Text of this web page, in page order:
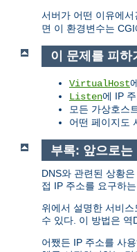
서버가 어떤 이유에
면 이 환경변수는
이 문제를 피하
VirtualHost
Listen에 IP
모든 가상호스
어떤 페이지도
부록: 앞으로는
DNS와 관련된 상황
접 IP 주소를 요구하
위에서 설명한 서비
수 있다. 이 방법은
어쨌든 IP 주소를 사